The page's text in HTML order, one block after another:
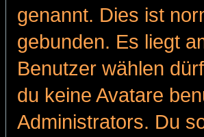
genannt. Dies ist
gebunden. Es liegt
Benutzer wählen
du keine Avatare
Administrators. Du